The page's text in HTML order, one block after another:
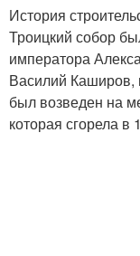
История
Троицкий собор
императора
Василий Каширов,
был возведен на
которая сгорела в